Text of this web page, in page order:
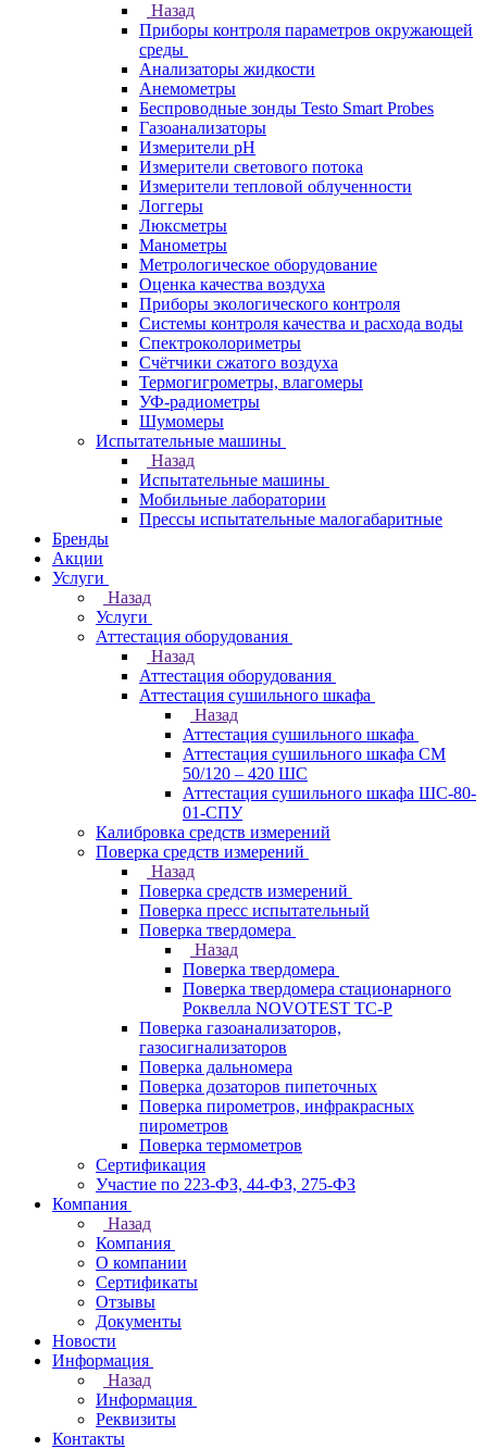
Назад
Приборы контроля параметров окружающей
среды
Анализаторы жидкости
Анемометры
Беспроводные зонды Testo Smart Probes
Газоанализаторы
Измерители pH
Измерители светового потока
Измерители тепловой облученности
Логгеры
Люксметры
Манометры
Метрологическое оборудование
Оценка качества воздуха
Приборы экологического контроля
Системы контроля качества и расхода воды
Спектроколориметры
Счётчики сжатого воздуха
Термогигрометры, влагомеры
УФ-радиометры
Шумомеры
Испытательные машины
Назад
Испытательные машины
Мобильные лаборатории
Прессы испытательные малогабаритные
Бренды
Акции
Услуги
Назад
Услуги
Аттестация оборудования
Назад
Аттестация оборудования
Аттестация сушильного шкафа
Назад
Аттестация сушильного шкафа
Аттестация сушильного шкафа СМ
50/120 – 420 ШС
Аттестация сушильного шкафа ШС-80-
01-СПУ
Калибровка средств измерений
Поверка средств измерений
Назад
Поверка средств измерений
Поверка пресс испытательный
Поверка твердомера
Назад
Поверка твердомера
Поверка твердомера стационарного
Роквелла NOVOTEST TС-Р
Поверка газоанализаторов,
газосигнализаторов
Поверка дальномера
Поверка дозаторов пипеточных
Поверка пирометров, инфракрасных
пирометров
Поверка термометров
Сертификация
Участие по 223-ФЗ, 44-ФЗ, 275-ФЗ
Компания
Назад
Компания
О компании
Сертификаты
Отзывы
Документы
Новости
Информация
Назад
Информация
Реквизиты
Контакты